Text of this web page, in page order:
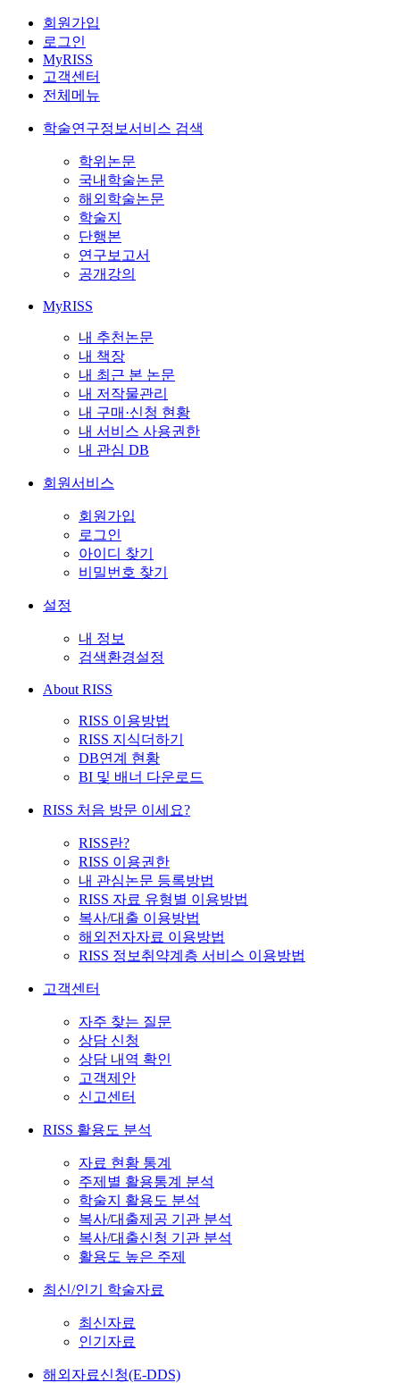
회원가입
로그인
MyRISS
고객센터
전체메뉴
학술연구정보서비스 검색
학위논문
국내학술논문
해외학술논문
학술지
단행본
연구보고서
공개강의
MyRISS
내 추천논문
내 책장
내 최근 본 논문
내 저작물관리
내 구매·신청 현황
내 서비스 사용권한
내 관심 DB
회원서비스
회원가입
로그인
아이디 찾기
비밀번호 찾기
설정
내 정보
검색환경설정
About RISS
RISS 이용방법
RISS 지식더하기
DB연계 현황
BI 및 배너 다운로드
RISS 처음 방문 이세요?
RISS란?
RISS 이용권한
내 관심논문 등록방법
RISS 자료 유형별 이용방법
복사/대출 이용방법
해외전자자료 이용방법
RISS 정보취약계층 서비스 이용방법
고객센터
자주 찾는 질문
상담 신청
상담 내역 확인
고객제안
신고센터
RISS 활용도 분석
자료 현황 통계
주제별 활용통계 분석
학술지 활용도 분석
복사/대출제공 기관 분석
복사/대출신청 기관 분석
활용도 높은 주제
최신/인기 학술자료
최신자료
인기자료
해외자료신청(E-DDS)